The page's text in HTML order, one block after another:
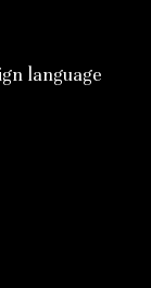
language